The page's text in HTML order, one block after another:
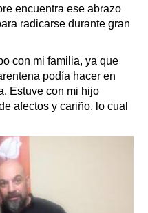
encuentra ese abrazo
radicarse durante gran
con mi familia, ya que
podía hacer en
Estuve con mi hijo
afectos y cariño, lo cual